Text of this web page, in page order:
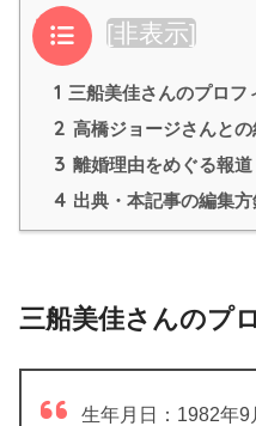
目次 [非表示]
1 三船美佳さんのプロフ
2 高橋ジョージさんと
3 離婚理由をめぐる報道
4 出典・本記事の編集方
三船美佳さんのプ
生年月日： 1982年9